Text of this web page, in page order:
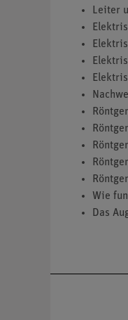
Leiter
Wie
Das